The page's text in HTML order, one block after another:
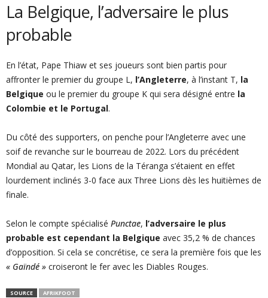
La Belgique, l’adversaire le plus
probable
En l’état, Pape Thiaw et ses joueurs sont bien partis pour
affronter le premier du groupe L, l’Angleterre, à l’instant T, la
Belgique ou le premier du groupe K qui sera désigné entre la
Colombie et le Portugal.
Du côté des supporters, on penche pour l’Angleterre avec une
soif de revanche sur le bourreau de 2022. Lors du précédent
Mondial au Qatar, les Lions de la Téranga s’étaient en effet
lourdement inclinés 3-0 face aux Three Lions dès les huitièmes de
finale.
Selon le compte spécialisé Punctae, l’adversaire le plus
probable est cependant la Belgique avec 35,2 % de chances
d’opposition. Si cela se concrétise, ce sera la première fois que les
« Gaïndé » croiseront le fer avec les Diables Rouges.
SOURCE
AFRIKFOOT